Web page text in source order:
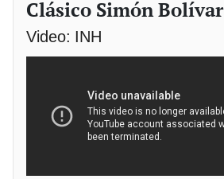
Clásico Simón Bolívar
Video: INH